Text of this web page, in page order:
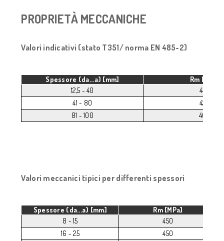
PROPRIETÀ MECCANICHE
Valori indicativi (stato T351/ norma EN 485-2)
Spessore (da...a) [mm]
Rm [MPa]
12,5 - 40
440
41 - 80
420
81 - 100
400
Valori meccanici tipici per differenti spessori
Spessore (da...a) [mm]
Rm [MPa]
8 - 15
450
16 - 25
450